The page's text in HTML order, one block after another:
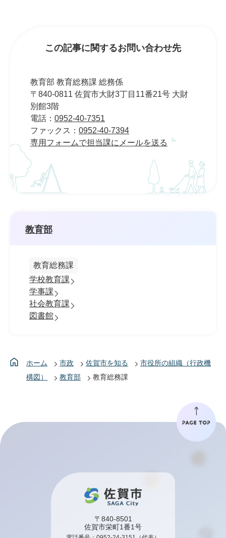
この記事に関するお問い合わせ先
教育部 教育総務課 総務係
〒840-0811 佐賀市大財3丁目11番21号 大財
別館3階
電話： 0952-40-7351
ファックス： 0952-40-7394
専用フォームで担当課にメールを送る
教育部
教育総務課
学校教育課
学事課
社会教育課
図書館
ホーム 市政 佐賀市を知る
市役所の組織（行政機
構図）
教育部 教育総務課
〒840-8501
佐賀市栄町1番1号